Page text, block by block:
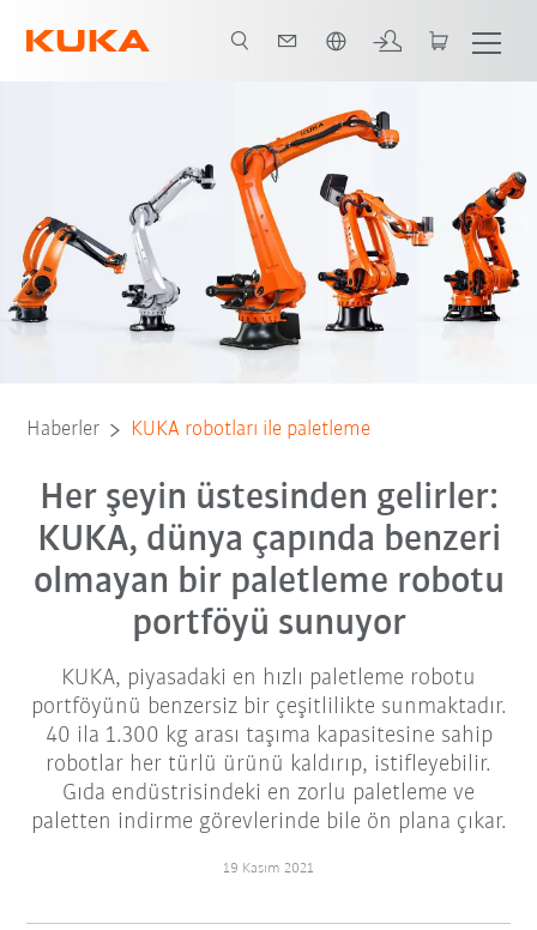
Hygienic Oil Robots Hollow-wrist design Software
Haberler KUKA robotları ile paletleme
Her şeyin üstesinden gelirler:
KUKA, dünya çapında benzeri
olmayan bir paletleme robotu
portföyü sunuyor
KUKA, piyasadaki en hızlı paletleme robotu
portföyünü benzersiz bir çeşitlilikte sunmaktadır.
40 ila 1.300 kg arası taşıma kapasitesine sahip
robotlar her türlü ürünü kaldırıp, istifleyebilir.
Gıda endüstrisindeki en zorlu paletleme ve
paletten indirme görevlerinde bile ön plana çıkar.
19 Kasım 2021